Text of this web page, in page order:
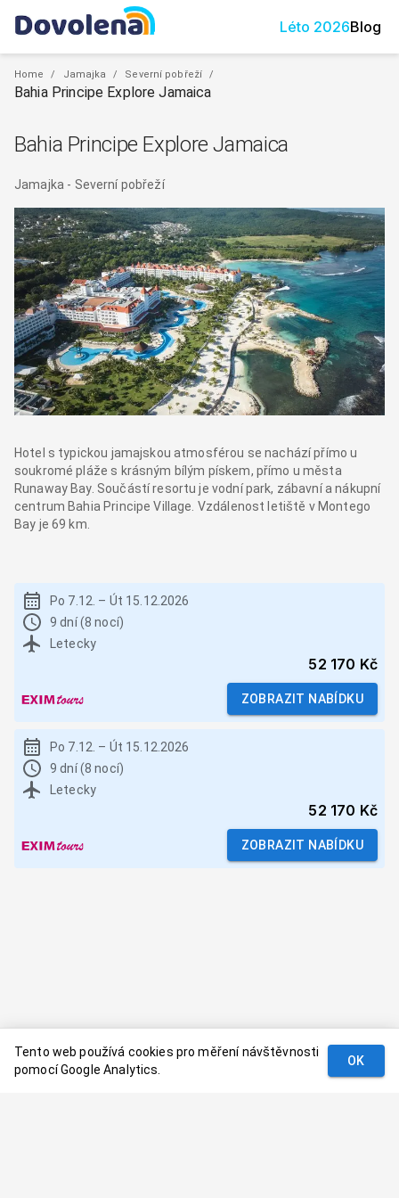
Léto 2026Blog
Home / Jamajka / Severní pobřeží /
Bahia Principe Explore Jamaica
Bahia Principe Explore Jamaica
Jamajka - Severní pobřeží
Hotel s typickou jamajskou atmosférou se nachází přímo u
soukromé pláže s krásným bílým pískem, přímo u města
Runaway Bay. Součástí resortu je vodní park, zábavní a nákupní
centrum Bahia Principe Village. Vzdálenost letiště v Montego
Bay je 69 km.
Po 7.12. – Út 15.12.2026
9 dní (8 nocí)
Letecky
52 170 Kč
ZOBRAZIT NABÍDKU
Po 7.12. – Út 15.12.2026
9 dní (8 nocí)
Letecky
52 170 Kč
ZOBRAZIT NABÍDKU
Tento web používá cookies pro měření návštěvnosti
pomocí Google Analytics.
OK